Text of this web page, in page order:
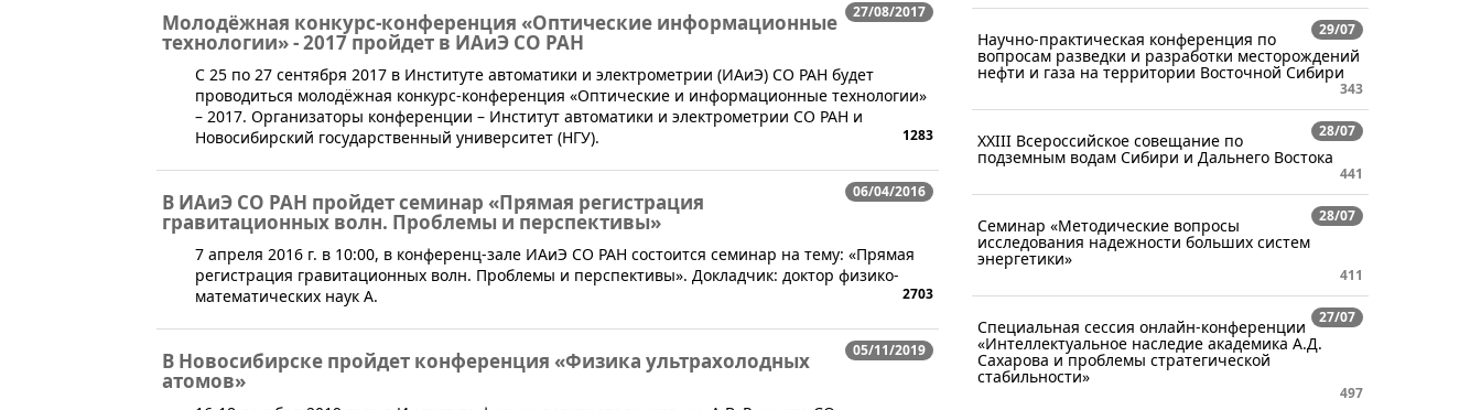
27/08/2017
Молодёжная конкурс-конференция «Оптические информационные
технологии» - 2017 пройдет в ИАиЭ СО РАН
С 25 по 27 сентября 2017 в Институте автоматики и электрометрии (ИАиЭ) СО РАН будет
проводиться молодёжная конкурс-конференция «Оптические и информационные технологии»
– 2017. Организаторы конференции – Институт автоматики и электрометрии СО РАН и
Новосибирский государственный университет (НГУ).
1283
06/04/2016
В ИАиЭ СО РАН пройдет семинар «Прямая регистрация
гравитационных волн. Проблемы и перспективы»
​7 апреля 2016 г. в 10:00, в конференц-зале ИАиЭ СО РАН состоится семинар на тему: «Прямая
регистрация гравитационных волн. Проблемы и перспективы». Докладчик: доктор физико-
математических наук А.
2703
05/11/2019
В Новосибирске пройдет конференция «Физика ультрахолодных
атомов»
29/07
Научно-практическая конференция по
вопросам разведки и разработки месторождений
нефти и газа на территории Восточной Сибири
343
28/07
XXIII Всероссийское совещание по
подземным водам Сибири и Дальнего Востока
441
28/07
Семинар «Методические вопросы
исследования надежности больших систем
энергетики»
411
27/07
Специальная сессия онлайн-конференции
«Интеллектуальное наследие академика А.Д.
Сахарова и проблемы стратегической
стабильности»
497